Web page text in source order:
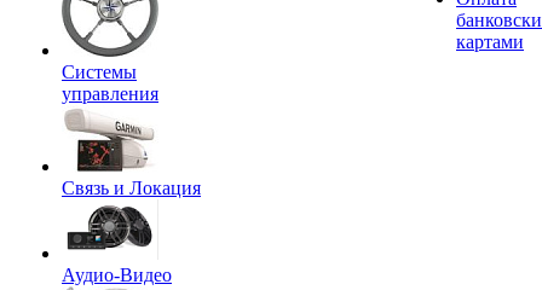
Системы
управления
Связь и Локация
Аудио-Видео
картами